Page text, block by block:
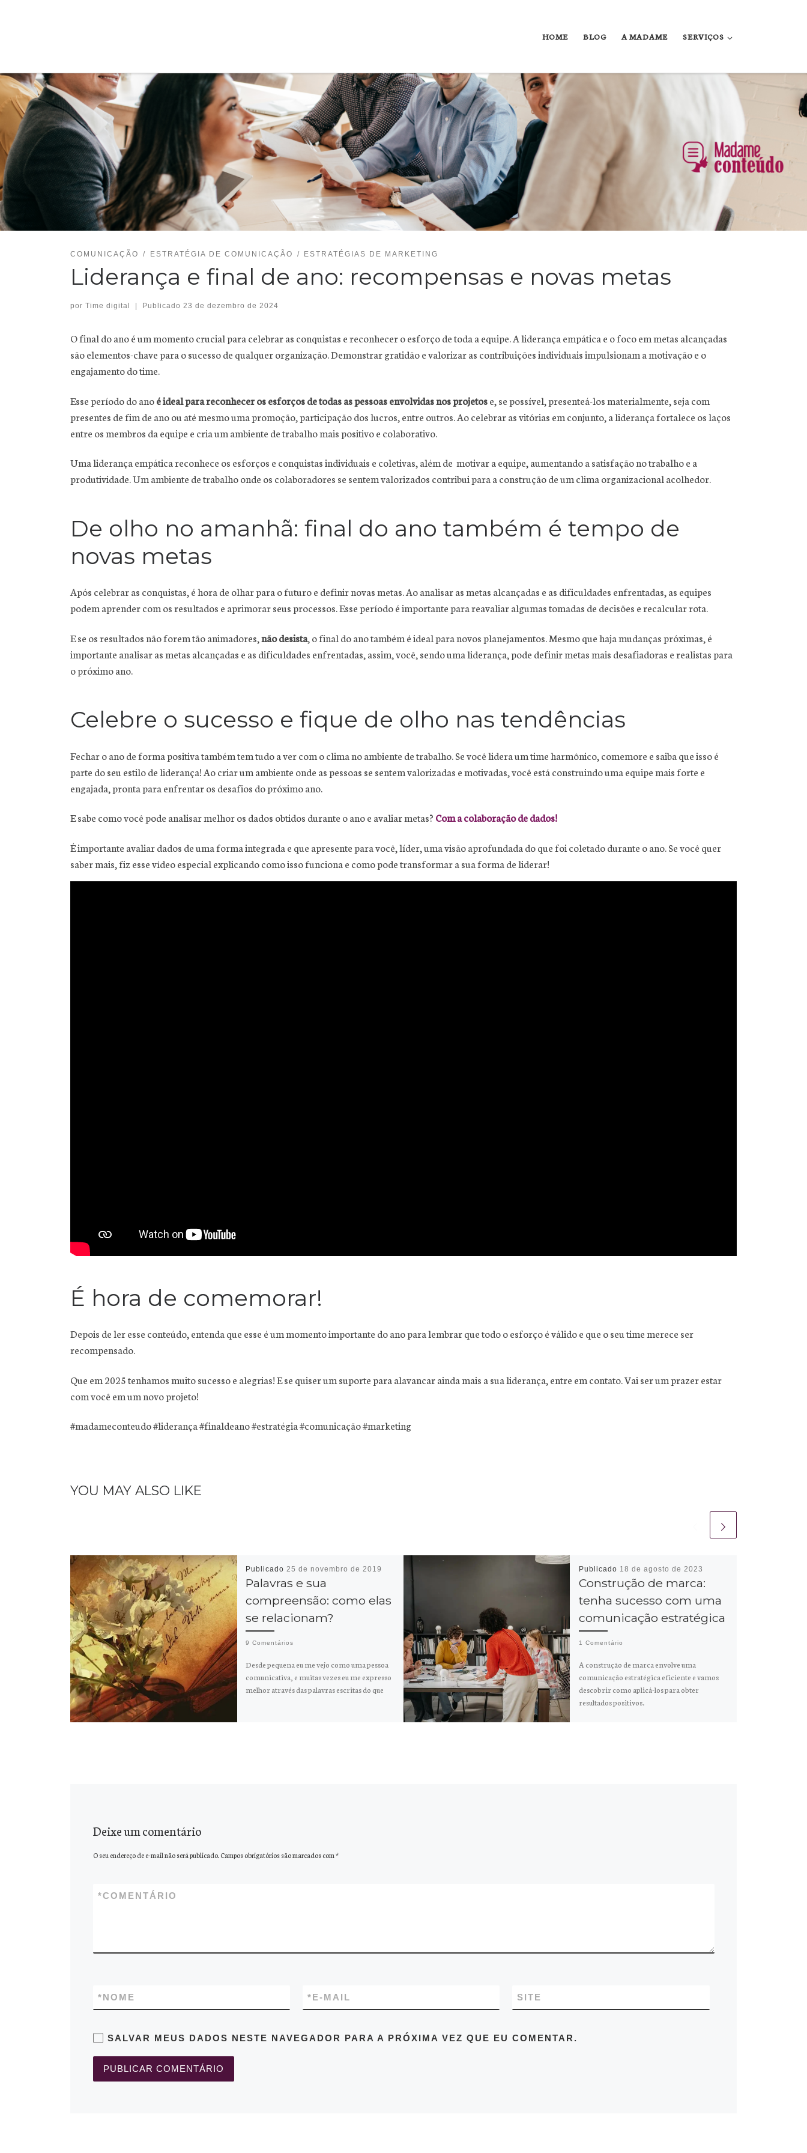
HOME BLOG A MADAME SERVIÇOS
COMUNICAÇÃO ESTRATÉGIA DE COMUNICAÇÃO ESTRATÉGIAS DE MARKETING
Liderança e final de ano: recompensas e novas metas
por Time digital Publicado 23 de dezembro de 2024
O final do ano é um momento crucial para celebrar as conquistas e reconhecer o esforço de toda a equipe. A liderança empática e o foco em metas alcançadas
são elementos-chave para o sucesso de qualquer organização. Demonstrar gratidão e valorizar as contribuições individuais impulsionam a motivação e o
engajamento do time.
Esse período do anoé ideal para reconhecer os esforços de todas as pessoas envolvidas nos projetose, se possível, presenteá-los materialmente, seja com
presentes de fim de ano ou até mesmo uma promoção, participação dos lucros, entre outros. Ao celebrar as vitórias em conjunto, a liderança fortalece os laços
entre os membros da equipe e cria um ambiente de trabalho mais positivo e colaborativo.
Uma liderança empática reconhece os esforços e conquistas individuais e coletivas, além de motivar a equipe, aumentando a satisfação no trabalho e a
produtividade. Um ambiente de trabalho onde os colaboradores se sentem valorizados contribui para a construção de um clima organizacional acolhedor.
De olho no amanhã: final do ano também é tempo de
novas metas
Após celebrar as conquistas, é hora de olhar para o futuro e definir novas metas. Ao analisar as metas alcançadas e as dificuldades enfrentadas, as equipes
podem aprender com os resultados e aprimorar seus processos. Esse período é importante para reavaliar algumas tomadas de decisões e recalcular rota.
E se os resultados não forem tão animadores,não desista, o final do ano também é ideal para novos planejamentos. Mesmo que haja mudanças próximas, é
importante analisar as metas alcançadas e as dificuldades enfrentadas, assim, você, sendo uma liderança, pode definir metas mais desafiadoras e realistas para
o próximo ano.
Celebre o sucesso e fique de olho nas tendências
Fechar o ano de forma positiva também tem tudo a ver com o clima no ambiente de trabalho. Se você lidera um time harmônico, comemore e saiba que isso é
parte do seu estilo de liderança! Ao criar um ambiente onde as pessoas se sentem valorizadas e motivadas, você está construindo uma equipe mais forte e
engajada, pronta para enfrentar os desafios do próximo ano.
E sabe como você pode analisar melhor os dados obtidos durante o ano e avaliar metas? Com a colaboração de dados!
É importante avaliar dados de uma forma integrada e que apresente para você, líder, uma visão aprofundada do que foi coletado durante o ano. Se você quer
saber mais, fiz esse vídeo especial explicando como isso funciona e como pode transformar a sua forma de liderar!
É hora de comemorar!
Depois de ler esse conteúdo, entenda que esse é um momento importante do ano para lembrar que todo o esforço é válido e que o seu time merece ser
recompensado.
Que em 2025 tenhamos muito sucesso e alegrias! E se quiser um suporte para alavancar ainda mais a sua liderança, entre em contato. Vai ser um prazer estar
com você em um novo projeto!
#madameconteudo #liderança #finaldeano #estratégia #comunicação #marketing
YOU MAY ALSO LIKE
Publicado 25 de novembro de 2019
Palavras e sua
compreensão: como elas
se relacionam?
9 Comentários
Desde pequena eu me vejo como uma pessoa
comunicativa, e muitas vezes eu me expresso
melhor através das palavras escritas do que
Publicado 18 de agosto de 2023
Construção de marca:
tenha sucesso com uma
comunicação estratégica
1 Comentário
A construção de marca envolve uma
comunicação estratégica eficiente e vamos
descobrir como aplicá-los para obter
resultados positivos.
Deixe um comentário
O seu endereço de e-mail não será publicado. Campos obrigatórios são marcados com*
COMENTÁRIO
*
NOME
* E-MAIL
* SITE
SALVAR MEUS DADOS NESTE NAVEGADOR PARA A PRÓXIMA VEZ QUE EU COMENTAR.